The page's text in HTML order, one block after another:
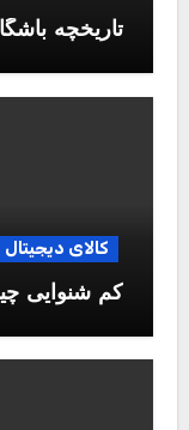
تاریخچه
کالای دیجیتال
کم شنوایی